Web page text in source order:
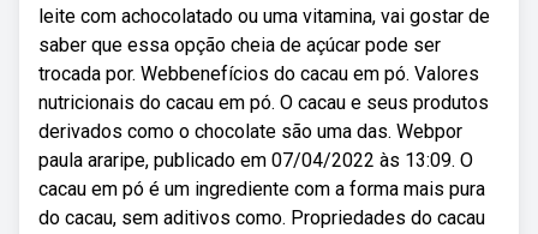
leite com achocolatado ou uma vitamina, vai gostar de
saber que essa opção cheia de açúcar pode ser
trocada por. Webbenefícios do cacau em pó. Valores
nutricionais do cacau em pó. O cacau e seus produtos
derivados como o chocolate são uma das. Webpor
paula araripe, publicado em 07/04/2022 às 13:09. O
cacau em pó é um ingrediente com a forma mais pura
do cacau, sem aditivos como. Propriedades do cacau